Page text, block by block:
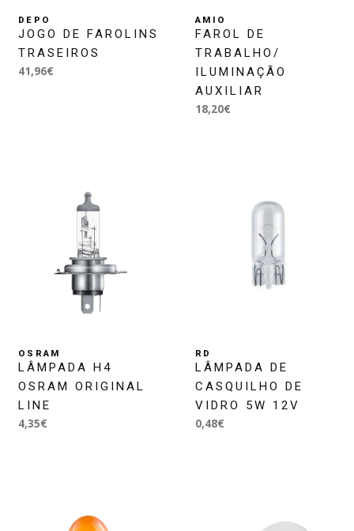
DEPO
JOGO DE FAROLINS
TRASEIROS
41,96€
AMIO
FAROL DE
TRABALHO/
ILUMINAÇÃO
AUXILIAR
18,20€
OSRAM
LÂMPADA H4
OSRAM ORIGINAL
LINE
4,35€
RD
LÂMPADA DE
CASQUILHO DE
VIDRO 5W 12V
0,48€